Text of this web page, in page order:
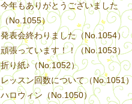
今年もありがとうございました
（No.1055）
発表会終わりました（No.1054）
頑張っています！！（No.1053）
折り紙♪（No.1052）
レッスン回数について（No.1051
ハロウィン（No.1050）